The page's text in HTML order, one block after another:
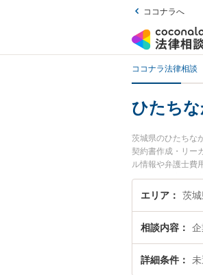
ココナラへ
ココナラ法律相談
ひたち
茨城県のひたちな
契約書作成・リー
ル情報や弁護士費
ブル解決の実績豊
すすめです。
エリア 茨
相談内容
詳細条件